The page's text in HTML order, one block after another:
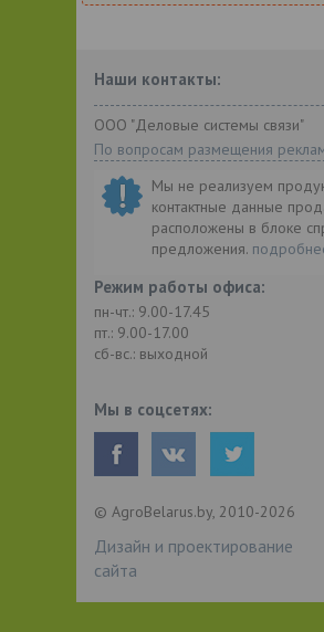
Наши контакты:
ООО "Деловые системы связи"
По вопросам размещения
Мы не реализуем
контактные данные
расположены в блоке
предложения.
Режим работы офиса:
пн-чт.: 9.00-17.45
пт.: 9.00-17.00
сб-вс.: выходной
Мы в соцсетях:
© AgroBelarus.by, 2010-2026
Дизайн и проектирование
сайта